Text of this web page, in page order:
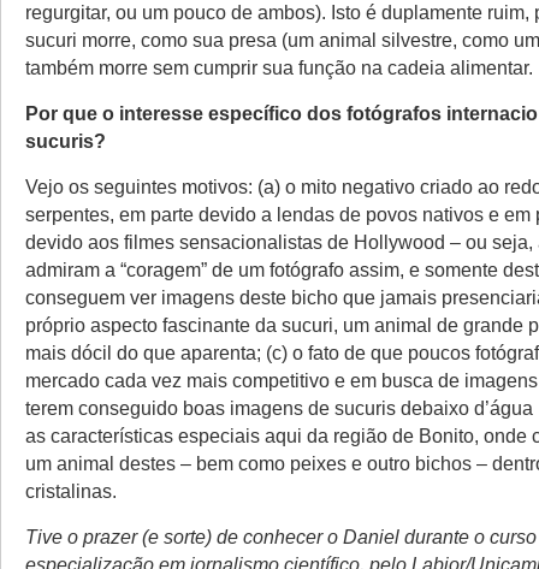
regurgitar, ou um pouco de ambos). Isto é duplamente ruim,
sucuri morre, como sua presa (um animal silvestre, como
também morre sem cumprir sua função na cadeia alimentar.
Por que o interesse específico dos fotógrafos
sucuris?
Vejo os seguintes motivos: (a) o mito negativo criado ao
serpentes, em parte devido a lendas de povos nativos e em
devido aos filmes sensacionalistas de Hollywood – ou seja,
admiram a “coragem” de um fotógrafo assim, e somente
conseguem ver imagens deste bicho que jamais
próprio aspecto fascinante da sucuri, um animal de grande
mais dócil do que aparenta; (c) o fato de que poucos
mercado cada vez mais competitivo e em busca de
terem conseguido boas imagens de sucuris debaixo d’água
as características especiais aqui da região de Bonito, onde
um animal destes – bem como peixes e outro bichos –
cristalinas.
Tive o prazer (e sorte) de conhecer o Daniel durante o
especialização em jornalismo científico, pelo Labjor/